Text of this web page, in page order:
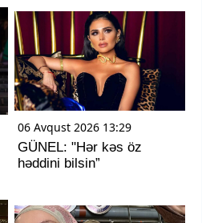
06 Avqust 2026 13:29
GÜNEL: "Hər kəs öz
həddini bilsin”